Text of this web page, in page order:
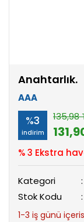
Anahtarlık.
AAA
%3
indirim
135,98
% 3 Ekstra
Kategori
Stok Kodu
1-3 iş günü